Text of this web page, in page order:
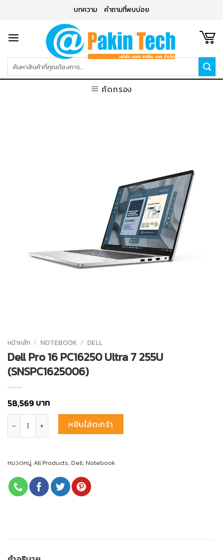
บทความ คำถามที่พบบ่อย
คัดกรอง
หน้าหลัก / NOTEBOOK / DELL
Dell Pro 16 PC16250 Ultra 7 255U
(SNSPC1625006)
58,569บาท
จำนวน Dell Pro 16 PC16250 Ultra 7 255U (SNSPC1625006) ชิ้น
หยิบใส่ตะกร้า
หมวดหมู่:All Products, Dell, Notebook